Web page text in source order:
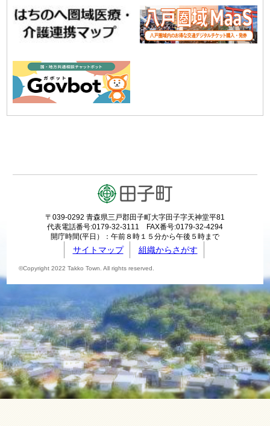
〒039-0292 青森県三戸郡田子町大字田子字天神堂平81
代表電話番号:0179-32-3111 FAX番号:0179-32-4294
開庁時間(平日）：午前８時１５分から午後５時まで
サイトマップ 組織からさがす
©Copyright 2022 Takko Town. All rights reserved.